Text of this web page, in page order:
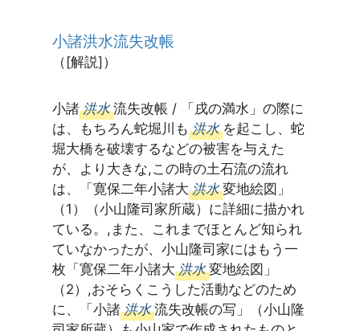
小諸洪水流失改帳
（[解説]）
小諸 洪水 流失改帳 / 「戌の満水」の際に
は、もちろん蛇堀川も 洪水 を起こし、蛇
堀大橋を破壊するなどの被害を与えた
が、より大きな,この時の土石流の流れ
は、「寛保二年小諸大 洪水 変地絵図」
（1）（小山隆司家所蔵）に詳細に描かれ
ている。,また、これまでほとんど知られ
ていなかったが、小山隆司家にはもう一
枚「寛保二年小諸大 洪水 変地絵図」
（2）,おそらくこうした活動などのため
に、「小諸 洪水 流失改帳の写」（小山隆